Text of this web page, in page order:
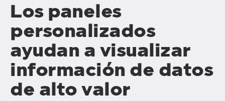
Los paneles
personalizados
ayudan a visualizar
información de datos
de alto valor